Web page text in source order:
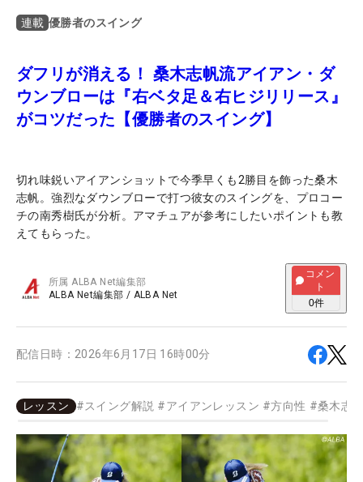
連載 優勝者のスイング
ダフリが消える！ 桑木志帆流アイアン・ダ
ウンブローは『右ベタ足＆右ヒジリリース』
がコツだった【優勝者のスイング】
切れ味鋭いアイアンショットで今季早くも2勝目を飾った桑木
志帆。強烈なダウンブローで打つ彼女のスイングを、プロコー
チの南秀樹氏が分析。アマチュアが参考にしたいポイントも教
えてもらった。
所属ALBA Net編集部
ALBA Net編集部 / ALBA Net
コメン
ト
0件
配信日時： 2026年6月17日 16時00分
レッスン #スイング解説 #アイアンレッスン #方向性 #桑木志